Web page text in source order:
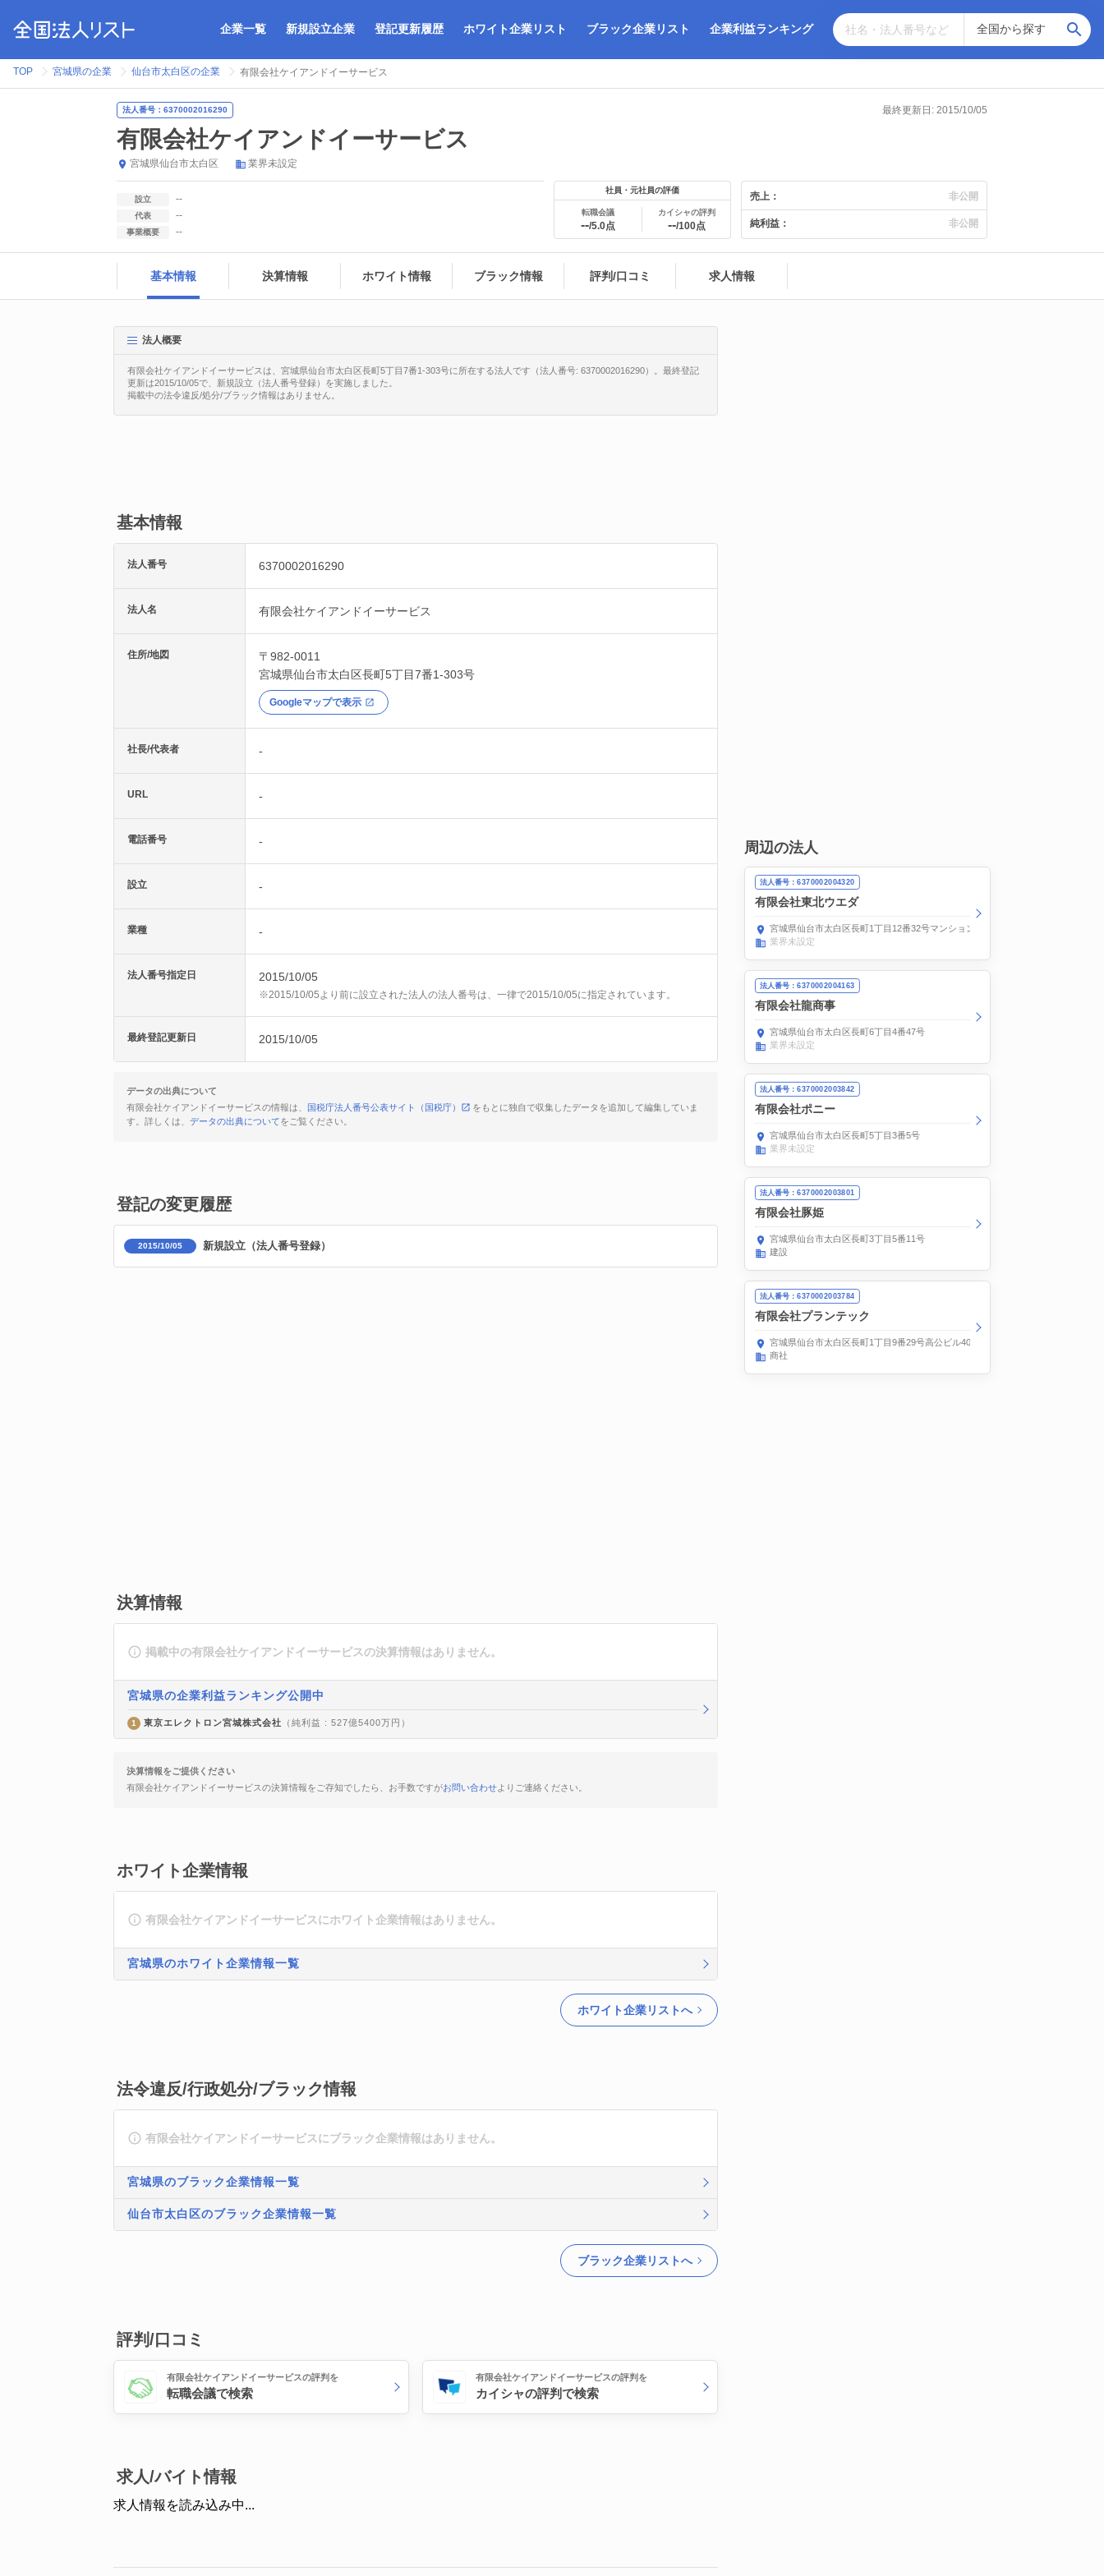
企業一覧 新規設立企業 登記更新履歴 ホワイト企業リスト ブラック企業リスト 企業利益ランキング
TOP 宮城県の企業 仙台市太白区の企業 有限会社ケイアンドイーサービス
法人番号：6370002016290 最終更新日: 2015/10/05
有限会社ケイアンドイーサービス
宮城県仙台市太白区 業界未設定
設立 --
代表 --
事業概要 --
社員・元社員の評価
転職会議
--/5.0点
カイシャの評判
--/100点
売上： 非公開
純利益： 非公開
基本情報 決算情報 ホワイト情報 ブラック情報 評判/口コミ 求人情報
法人概要
有限会社ケイアンドイーサービスは、宮城県仙台市太白区長町5丁目7番1-303号に所在する法人です（法人番号: 6370002016290）。最終登記
更新は2015/10/05で、新規設立（法人番号登録）を実施しました。
掲載中の法令違反/処分/ブラック情報はありません。
基本情報
法人番号 6370002016290
法人名 有限会社ケイアンドイーサービス
住所/地図
〒982-0011
宮城県仙台市太白区長町5丁目7番1-303号
Googleマップで表示
社長/代表者 -
URL -
電話番号 -
設立 -
業種 -
法人番号指定日 2015/10/05
※2015/10/05より前に設立された法人の法人番号は、一律で2015/10/05に指定されています。
最終登記更新日 2015/10/05
データの出典について
有限会社ケイアンドイーサービスの情報は、
国税庁法人番号公表サイト（国税庁）
をもとに独自で収集したデータを追加して編集していま
す。詳しくは、 データの出典についてをご覧ください。
登記の変更履歴
2015/10/05 新規設立（法人番号登録）
決算情報
掲載中の有限会社ケイアンドイーサービスの決算情報はありません。
宮城県の企業利益ランキング公開中
1 東京エレクトロン宮城株式会社 （純利益 : 527億5400万円）
決算情報をご提供ください
有限会社ケイアンドイーサービスの決算情報をご存知でしたら、お手数ですがお問い合わせよりご連絡ください。
ホワイト企業情報
有限会社ケイアンドイーサービスにホワイト企業情報はありません。
宮城県のホワイト企業情報一覧
ホワイト企業リストへ
法令違反/行政処分/ブラック情報
有限会社ケイアンドイーサービスにブラック企業情報はありません。
宮城県のブラック企業情報一覧
仙台市太白区のブラック企業情報一覧
ブラック企業リストへ
評判/口コミ
有限会社ケイアンドイーサービスの評判を
転職会議で検索
有限会社ケイアンドイーサービスの評判を
カイシャの評判で検索
求人/バイト情報
求人情報を読み込み中...
周辺の法人
法人番号：6370002004320
有限会社東北ウエダ
宮城県仙台市太白区長町1丁目12番32号マンションやまと210
業界未設定
法人番号：6370002004163
有限会社龍商事
宮城県仙台市太白区長町6丁目4番47号
業界未設定
法人番号：6370002003842
有限会社ポニー
宮城県仙台市太白区長町5丁目3番5号
業界未設定
法人番号：6370002003801
有限会社豚姫
宮城県仙台市太白区長町3丁目5番11号
建設
法人番号：6370002003784
有限会社プランテック
宮城県仙台市太白区長町1丁目9番29号高公ビル401
商社